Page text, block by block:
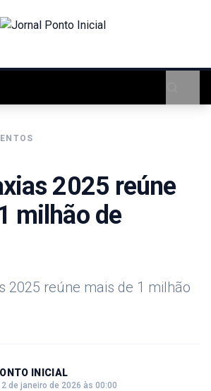
2025 reúne
milhão de
2025 reúne mais de 1 milhão
INICIAL
de janeiro de 2026 às 00:00